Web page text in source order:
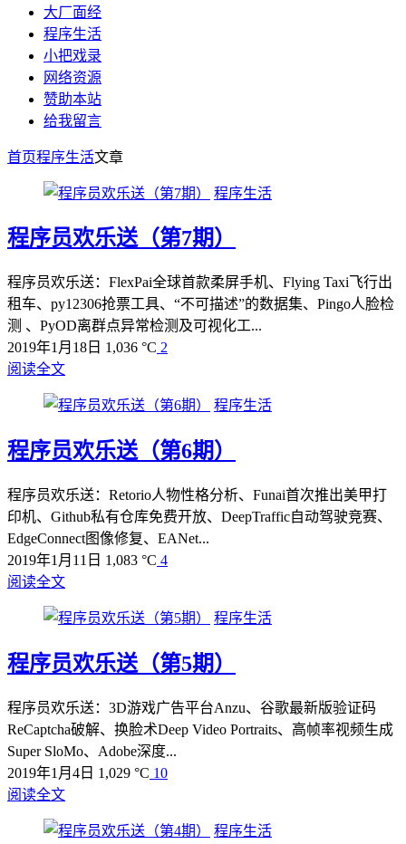
大厂面经
程序生活
小把戏录
网络资源
赞助本站
给我留言
首页程序生活文章
程序生活
程序员欢乐送（第7期）
程序员欢乐送：FlexPai全球首款柔屏手机、Flying Taxi飞行出
租车、py12306抢票工具、“不可描述”的数据集、Pingo人脸检
测 、PyOD离群点异常检测及可视化工...
2019年1月18日 1,036 °C 2
阅读全文
程序生活
程序员欢乐送（第6期）
程序员欢乐送：Retorio人物性格分析、Funai首次推出美甲打
印机、Github私有仓库免费开放、DeepTraffic自动驾驶竞赛、
EdgeConnect图像修复、EANet...
2019年1月11日 1,083 °C 4
阅读全文
程序生活
程序员欢乐送（第5期）
程序员欢乐送：3D游戏广告平台Anzu、谷歌最新版验证码
ReCaptcha破解、换脸术Deep Video Portraits、高帧率视频生成
Super SloMo、Adobe深度...
2019年1月4日 1,029 °C 10
阅读全文
程序生活